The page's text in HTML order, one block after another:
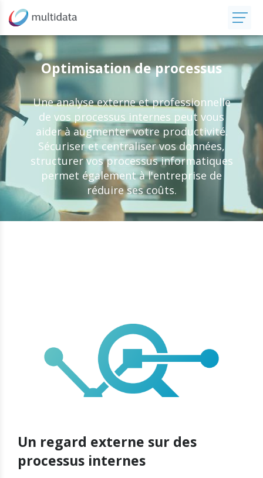
Optimisation de processus
Une analyse externe et professionnelle
de vos processus internes peut vous
aider à augmenter votre productivité.
Sécuriser et centraliser vos données,
structurer vos processus informatiques
permet également à l'entreprise de
réduire ses coûts.
Un regard externe sur des
processus internes